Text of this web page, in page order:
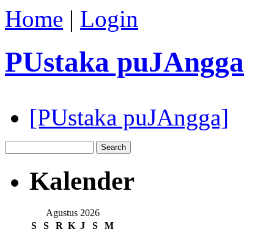
Home | Login
PUstaka puJAngga
[PUstaka puJAngga]
Kalender
Agustus 2026
S
S R K J S
M